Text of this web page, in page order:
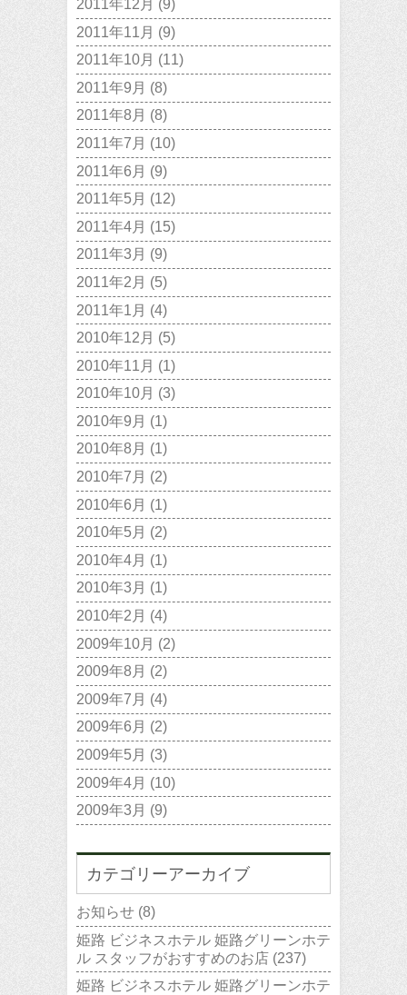
2011年12月 (9)
2011年11月 (9)
2011年10月 (11)
2011年9月 (8)
2011年8月 (8)
2011年7月 (10)
2011年6月 (9)
2011年5月 (12)
2011年4月 (15)
2011年3月 (9)
2011年2月 (5)
2011年1月 (4)
2010年12月 (5)
2010年11月 (1)
2010年10月 (3)
2010年9月 (1)
2010年8月 (1)
2010年7月 (2)
2010年6月 (1)
2010年5月 (2)
2010年4月 (1)
2010年3月 (1)
2010年2月 (4)
2009年10月 (2)
2009年8月 (2)
2009年7月 (4)
2009年6月 (2)
2009年5月 (3)
2009年4月 (10)
2009年3月 (9)
カテゴリーアーカイブ
お知らせ (8)
姫路 ビジネスホテル 姫路グリーンホテ
ル スタッフがおすすめのお店 (237)
姫路 ビジネスホテル 姫路グリーンホテ